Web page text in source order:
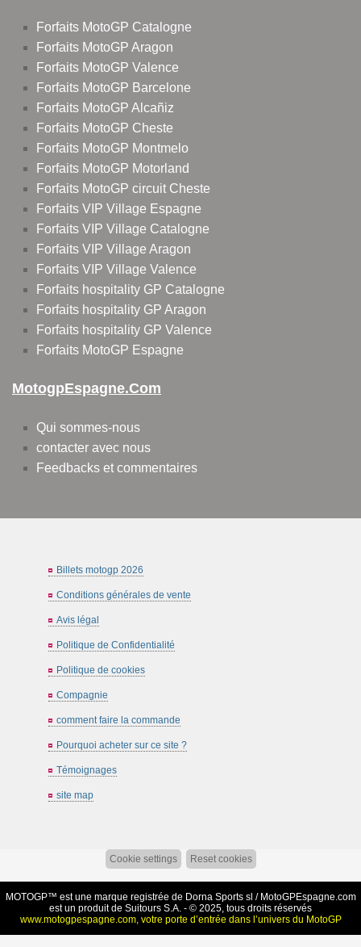
Forfaits MotoGP Catalogne
Forfaits MotoGP Aragon
Forfaits MotoGP Valence
Forfaits MotoGP Barcelone
Forfaits MotoGP Alcañiz
Forfaits MotoGP Cheste
Forfaits MotoGP Montmelo
Forfaits MotoGP Motorland
Forfaits MotoGP circuit Cheste
Forfaits VIP Village Espagne
Forfaits VIP Village Catalogne
Forfaits VIP Village Aragon
Forfaits VIP Village Valence
Forfaits hospitality GP Catalogne
Forfaits hospitality GP Aragon
Forfaits hospitality GP Valence
Forfaits MotoGP Espagne
MotogpEspagne.com
Qui sommes-nous
contacter avec nous
Feedbacks et commentaires
Billets motogp 2026
Conditions générales de vente
Avis légal
Politique de Confidentialité
Politique de cookies
Compagnie
comment faire la commande
Pourquoi acheter sur ce site ?
Témoignages
site map
Cookie settings Reset cookies
MOTOGP™ est une marque registrée de Dorna Sports sl / MotoGPEspagne.com
est un produit de Suitours S.A. - © 2025, tous droits réservés
www.motogpespagne.com, votre porte d’entrée dans l’univers du MotoGP